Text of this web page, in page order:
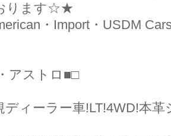
ります☆★
・Import・USDM
アストロ■□
ディーラー車!LT!4WD!本